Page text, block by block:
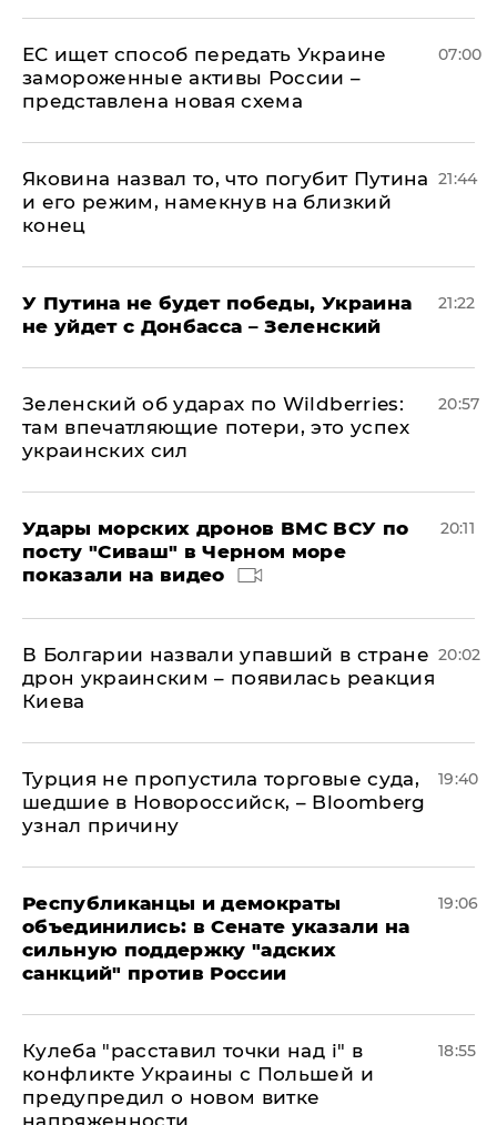
ЕС ищет способ передать Украине
замороженные активы России –
представлена новая схема
07:00
Яковина назвал то, что погубит Путина
и его режим, намекнув на близкий
конец
21:44
У Путина не будет победы, Украина
не уйдет с Донбасса – Зеленский
21:22
Зеленский об ударах по Wildberries:
там впечатляющие потери, это успех
украинских сил
20:57
Удары морских дронов ВМС ВСУ по
посту "Сиваш" в Черном море
показали на видео
20:11
В Болгарии назвали упавший в стране
дрон украинским – появилась реакция
Киева
20:02
Турция не пропустила торговые суда,
шедшие в Новороссийск, – Bloomberg
узнал причину
19:40
Республиканцы и демократы
объединились: в Сенате указали на
сильную поддержку "адских
санкций" против России
19:06
Кулеба "расставил точки над і" в
конфликте Украины с Польшей и
предупредил о новом витке
напряженности
18:55